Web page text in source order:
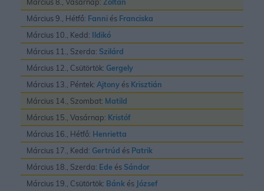
Március 9., Hétfő: Fanni és Franciska
Március 10., Kedd: Ildikó
Március 11., Szerda: Szilárd
Március 12., Csütörtök: Gergely
Március 13., Péntek: Ajtony és Krisztián
Március 14., Szombat: Matild
Március 15., Vasárnap: Kristóf
Március 16., Hétfő: Henrietta
Március 17., Kedd: Gertrúd és Patrik
Március 18., Szerda: Ede és Sándor
Március 19., Csütörtök: Bánk és József